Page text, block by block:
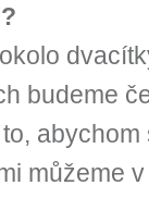
budeme
můžeme